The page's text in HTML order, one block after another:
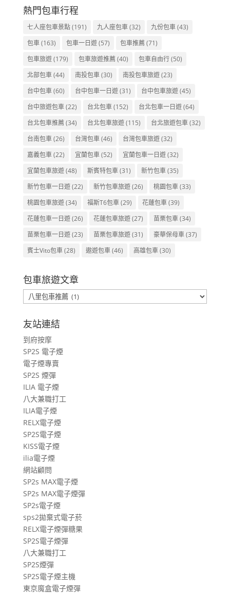
熱門包車行程
七人座包車景點(191) 九人座包車(32) 九份包車(43)
包車(163) 包車一日遊(57) 包車推薦(71)
包車旅遊(179) 包車旅遊推薦(40) 包車自由行(50)
北部包車(44) 南投包車(30) 南投包車旅遊(23)
台中包車(60) 台中包車一日遊(31) 台中包車旅遊(45)
台中旅遊包車(22) 台北包車(152) 台北包車一日遊(64)
台北包車推薦(34) 台北包車旅遊(115) 台北旅遊包車(32)
台南包車(26) 台灣包車(46) 台灣包車旅遊(32)
嘉義包車(22) 宜蘭包車(52) 宜蘭包車一日遊(32)
宜蘭包車旅遊(48) 斯賓特包車(31) 新竹包車(35)
新竹包車一日遊(22) 新竹包車旅遊(26) 桃園包車(33)
桃園包車旅遊(34) 福斯T6包車(29) 花蓮包車(39)
花蓮包車一日遊(26) 花蓮包車旅遊(27) 苗栗包車(34)
苗栗包車一日遊(23) 苗栗包車旅遊(31) 豪華保母車(37)
賓士Vito包車(28) 遨遊包車(46) 高雄包車(30)
包車旅遊文章
車
旅
遊
文
章
友站連結
到府按摩
SP2S 電子煙
電子煙專賣
SP2S 煙彈
ILIA 電子煙
八大兼職打工
ILIA電子煙
RELX電子煙
SP2S電子煙
KISS電子煙
ilia電子煙
網站顧問
SP2s MAX電子煙
SP2s MAX電子煙彈
SP2s電子煙
sps2拋棄式電子菸
RELX電子煙彈糖果
SP2S電子煙彈
八大兼職打工
SP2S煙彈
SP2S電子煙主機
東京魔盒電子煙彈